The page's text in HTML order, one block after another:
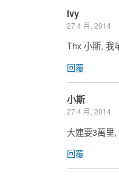
Ivy
27 4 月, 2014
Thx 小斯, 我
回覆
小斯
27 4 月, 2014
大連要3萬里
回覆